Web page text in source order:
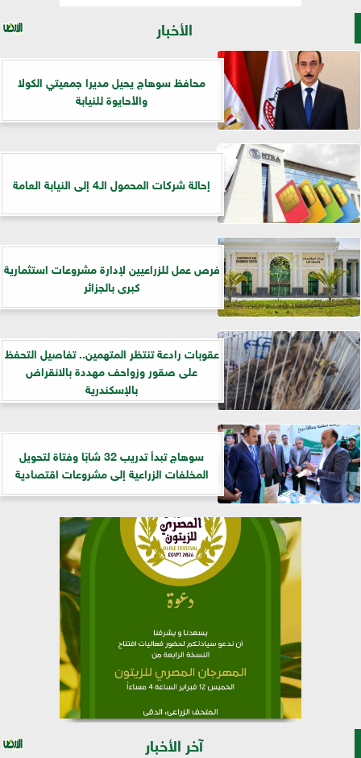
الأخبار
محافظ سوهاج يحيل مديرا جمعيتي الكولا
والأحايوة للنيابة
إحالة شركات المحمول الـ4 إلى النيابة العامة
فرص عمل للزراعيين لإدارة مشروعات استثمارية
كبرى بالجزائر
عقوبات رادعة تنتظر المتهمين.. تفاصيل التحفظ
على صقور وزواحف مهددة بالانقراض
بالإسكندرية
سوهاج تبدأ تدريب 32 شابًا وفتاة لتحويل
المخلفات الزراعية إلى مشروعات اقتصادية
آخر الأخبار